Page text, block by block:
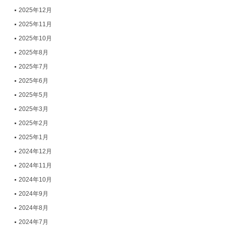
2025年12月
2025年11月
2025年10月
2025年8月
2025年7月
2025年6月
2025年5月
2025年3月
2025年2月
2025年1月
2024年12月
2024年11月
2024年10月
2024年9月
2024年8月
2024年7月